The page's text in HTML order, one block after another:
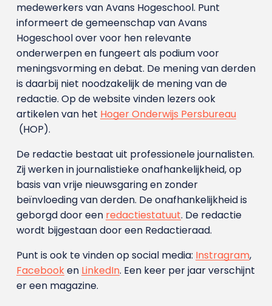
medewerkers van Avans Hoge­school. Punt
informeert de gemeenschap van Avans
Hogeschool over voor hen relevante
onderwerpen en fungeert als podium voor
meningsvorming en debat. De mening van derden
is daarbij niet noodzakelijk de mening van de
redactie. Op de website vinden lezers ook
artikelen van het Hoger Onderwijs Persbureau
(HOP).
De redactie bestaat uit professionele journalisten.
Zij werken in journalistieke onafhankelijkheid, op
basis van vrije nieuwsgaring en zonder
beïnvloeding van derden. De onafhankelijkheid is
geborgd door een redactiestatuut. De redactie
wordt bijgestaan door een Redactieraad.
Punt is ook te vinden op social media: Instragram,
Facebooken LinkedIn. Een keer per jaar verschijnt
er een magazine.